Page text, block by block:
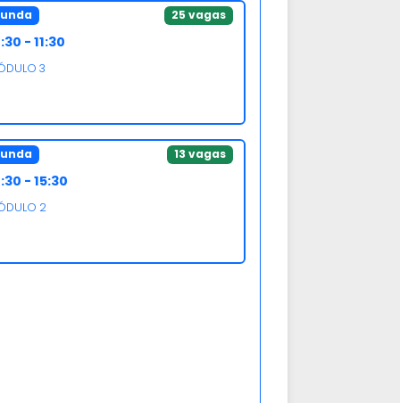
25 vagas
- 11:30
3
13 vagas
- 15:30
2